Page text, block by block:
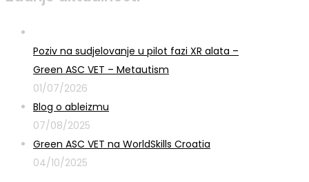
Poziv na sudjelovanje u pilot fazi XR alata –
Green ASC VET – Metautism
01/07/2026
Blog o ableizmu
07/08/2025
Green ASC VET na WorldSkills Croatia
04/10/2025